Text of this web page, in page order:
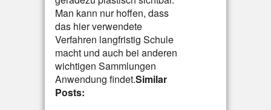
Man kann nur hoffen, dass
das hier verwendete
Verfahren langfristig Schule
macht und auch bei anderen
wichtigen Sammlungen
Anwendung findet.Similar
Posts: